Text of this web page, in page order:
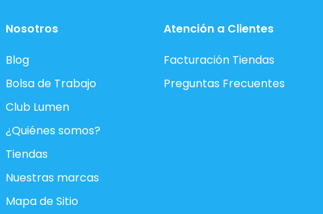
Nosotros
Blog
Bolsa de Trabajo
Club Lumen
¿Quiénes somos?
Tiendas
Nuestras marcas
Mapa de Sitio
Atención a Clientes
Facturación Tiendas
Preguntas Frecuentes